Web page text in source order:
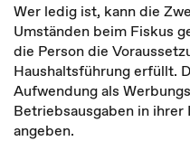
Wer ledig ist, kann die
Umständen beim Fiskus
die Person die
Haushaltsführung erfüllt.
Aufwendung als
Betriebsausgaben in
angeben.